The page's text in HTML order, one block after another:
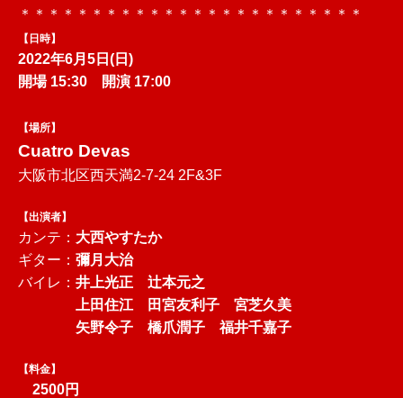
＊＊＊＊＊＊＊＊＊＊＊＊＊＊＊＊＊＊＊＊＊＊＊＊
【日時】
2022年6月5日(日)
開場 15:30 開演 17:00
【場所】
Cuatro Devas
大阪市北区西天満2-7-24 2F&3F
【出演者】
カンテ： 大西やすたか
ギター： 彌月大治
バイレ： 井上光正 辻本元之
上田住江 田宮友利子 宮芝久美
矢野令子 橋爪潤子 福井千嘉子
【料金】
2500円